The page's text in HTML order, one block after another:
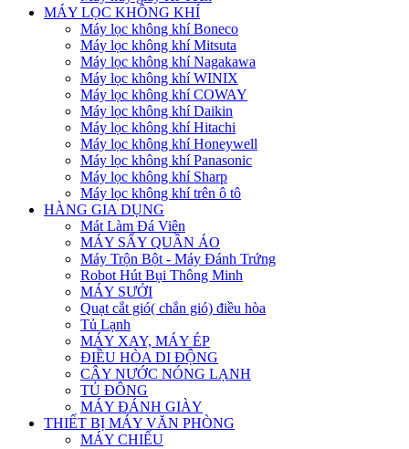
MÁY LỌC KHÔNG KHÍ
Máy lọc không khí Boneco
Máy lọc không khí Mitsuta
Máy lọc không khí Nagakawa
Máy lọc không khí WINIX
Máy lọc không khí COWAY
Máy lọc không khí Daikin
Máy lọc không khí Hitachi
Máy lọc không khí Honeywell
Máy lọc không khí Panasonic
Máy lọc không khí Sharp
Máy lọc không khí trên ô tô
HÀNG GIA DỤNG
Mát Làm Đá Viên
MÁY SẤY QUẦN ÁO
Máy Trộn Bột - Máy Đánh Trứng
Robot Hút Bụi Thông Minh
MÁY SƯỞI
Quạt cắt gió( chắn gió) điều hòa
Tủ Lạnh
MÁY XAY, MÁY ÉP
ĐIỀU HÒA DI ĐỘNG
CÂY NƯỚC NÓNG LẠNH
TỦ ĐÔNG
MÁY ĐÁNH GIÀY
THIẾT BỊ MÁY VĂN PHÒNG
MÁY CHIẾU